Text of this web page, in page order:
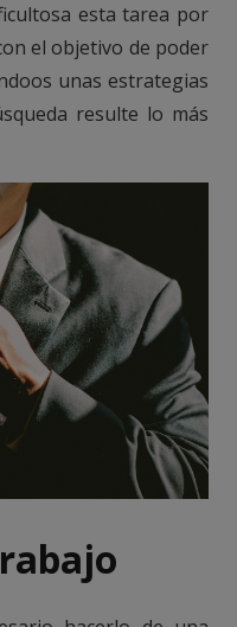
esta tarea por
el objetivo de poder
unas estrategias
resulte lo más